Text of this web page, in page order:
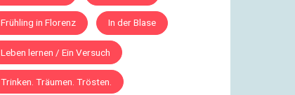
Frühling in Florenz In der Blase
Leben lernen / Ein Versuch
Trinken. Träumen. Trösten.